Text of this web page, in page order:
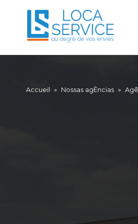
Accueil » Nossas agÊncias »